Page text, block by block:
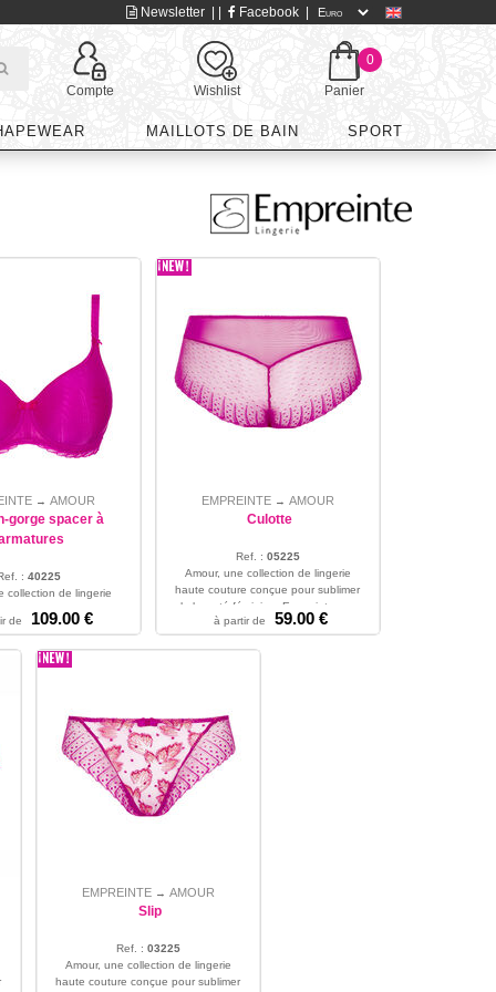
Newsletter Facebook
Compte Wishlist
0
Panier
MAILLOTS DE BAIN SPORT
→ AMOUR
gorge spacer à
: 40225
collection de lingerie
Empreinte p...
de 109.00 €
EMPREINTE → AMOUR
Culotte
Ref. : 05225
Amour, une collection de lingerie
haute couture conçue pour sublimer
la beauté féminine. Empreinte p...
38 - 40 - 42 - 44 - 46 - 48 - 50
à partir de 59.00 €
EMPREINTE → AMOUR
Slip
Ref. : 03225
Amour, une collection de lingerie
haute couture conçue pour sublimer